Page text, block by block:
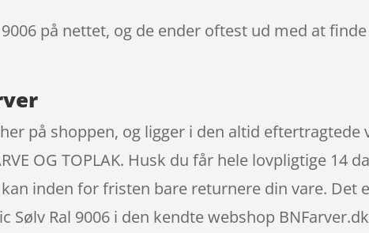
på nettet, og de ender oftest ud med at
på shoppen, og ligger i den altid eftertragtede
OG TOPLAK. Husk du får hele lovpligtige 14
inden for fristen bare returnere din vare. Det
Ral 9006 i den kendte webshop